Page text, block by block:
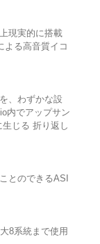
現実的に搭載
よる高音質イコ
、わずかな設
内でアップサン
じる 折り返し
とのできるASI
8系統まで使用